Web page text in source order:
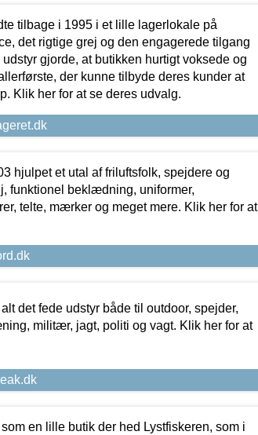
tilbage i 1995 i et lille lagerlokale på
det rigtige grej og den engagerede tilgang
gjorde, at butikken hurtigt voksede og
der kunne tilbyde deres kunder at
Klik her for at se deres udvalg.
hjulpet et utal af friluftsfolk, spejdere og
funktionel beklædning, uniformer,
telte, mærker og meget mere. Klik her for at
det fede udstyr både til outdoor, spejder,
militær, jagt, politi og vagt. Klik her for at
en lille butik der hed Lystfiskeren, som i